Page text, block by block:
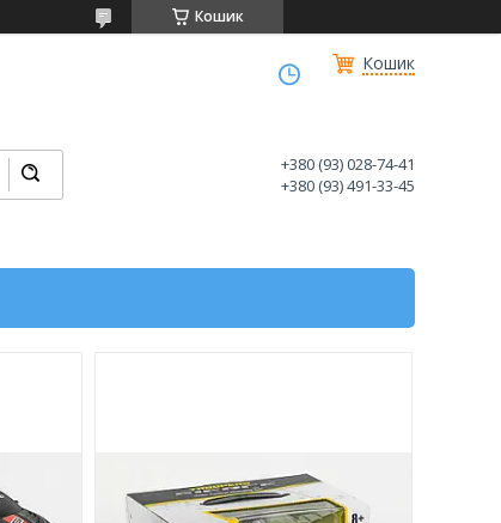
Кошик
Кошик
+380 (93) 028-74-41
+380 (93) 491-33-45